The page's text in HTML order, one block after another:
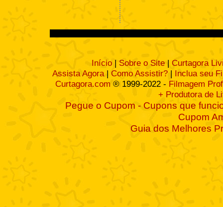
Início | Sobre o Site | Curtagora
Assista Agora| Como Assistir? | Inclua seu
Curtagora.com ® 1999-2022 - Filmagem
+ Produtora de
Pegue o Cupom - Cupons que
Cupom
Guia dos Melhores